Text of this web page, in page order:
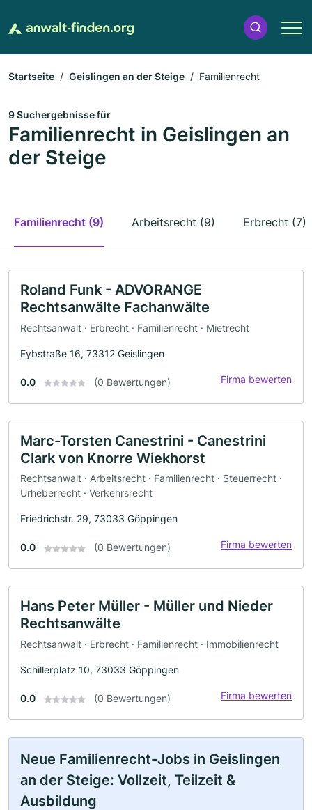
Startseite Geislingen an der Steige Familienrecht
9 Suchergebnisse für
Familienrecht in Geislingen an
der Steige
Familienrecht (9) Arbeitsrecht (9) Erbrecht (7)
Roland Funk - ADVORANGE
Rechtsanwälte Fachanwälte
Rechtsanwalt · Erbrecht · Familienrecht · Mietrecht
Eybstraße 16, 73312 Geislingen
0.0 (0 Bewertungen) Firma bewerten
Marc-Torsten Canestrini - Canestrini
Clark von Knorre Wiekhorst
Rechtsanwalt · Arbeitsrecht · Familienrecht · Steuerrecht ·
Urheberrecht · Verkehrsrecht
Friedrichstr. 29, 73033 Göppingen
0.0 (0 Bewertungen) Firma bewerten
Hans Peter Müller - Müller und Nieder
Rechtsanwälte
Rechtsanwalt · Erbrecht · Familienrecht · Immobilienrecht
Schillerplatz 10, 73033 Göppingen
0.0 (0 Bewertungen) Firma bewerten
Neue Familienrecht-Jobs in Geislingen
an der Steige: Vollzeit, Teilzeit &
Ausbildung